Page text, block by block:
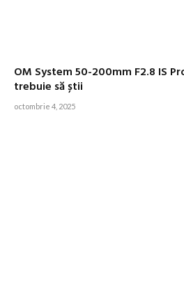
OM System 50-200mm F2.8 IS
trebuie să știi
octombrie 4, 2025